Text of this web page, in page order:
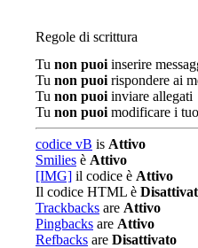
Regole di scrittura
Tu non puoi inserire
Tu non puoi rispondere ai
Tu non puoi inviare allegati
Tu non puoi modificare i
codice vB is Attivo
Smilies è Attivo
[IMG] il codice è Attivo
Il codice HTML è
Trackbacks are Attivo
Pingbacks are Attivo
Refbacks are Disattivato